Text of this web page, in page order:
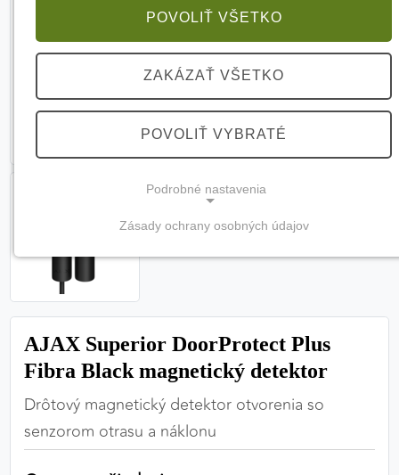
AJAX Superior DoorProtect Plus
Fibra Black magnetický detektor
Drôtový magnetický detektor otvorenia so
senzorom otrasu a náklonu
POVOLIŤ VŠETKO
ZAKÁZAŤ VŠETKO
POVOLIŤ VYBRATÉ
Podrobné nastavenia
Tieto cookies sú potrebné na správne fungovanie
zabezpečiť jej plnú funkčnosť.
Zásady ochrany osobných údajov